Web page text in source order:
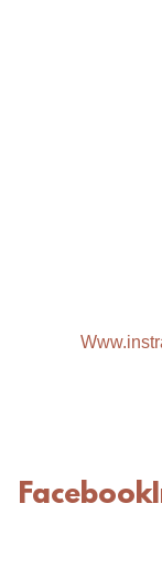
Facebook